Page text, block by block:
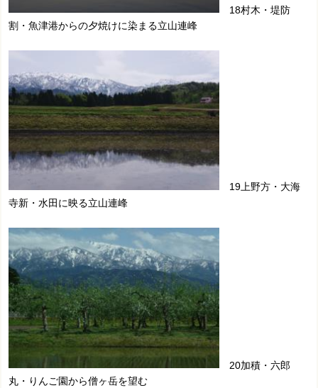
18村木・堤防
割・魚津港からの夕焼けに染まる立山連峰
19上野方・大海
寺新・水田に映る立山連峰
20加積・六郎
丸・りんご園から僧ヶ岳を望む